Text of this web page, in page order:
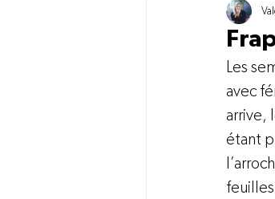
Les
avec
arrive,
étant